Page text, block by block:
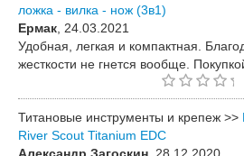
ложка - вилка - нож (3в1)
Ермак , 24.03.2021
Удобная, легкая и компактная.
жесткости не гнется вообще.
Титановые инструменты и крепеж >>
River Scout Titanium EDC
Александр Загоскин , 28.12.2020